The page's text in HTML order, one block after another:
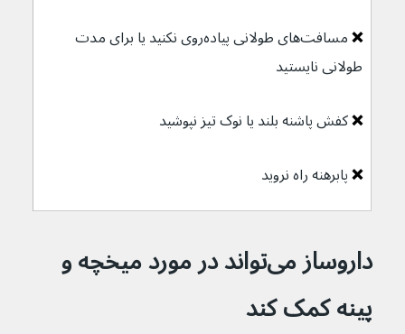
❌
مسافت‌های طولانی پیاده‌روی نکنید یا برای مدت
طولانی نایستید
❌ کفش پاشنه بلند یا نوک تیز نپوشید
❌ پابرهنه راه نروید
داروساز می‌تواند در مورد میخچه و
پینه کمک کند